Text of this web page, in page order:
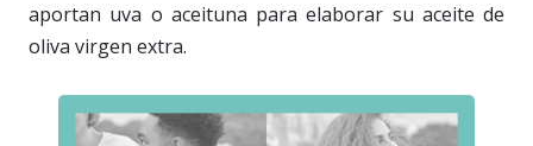
aportan uva o aceituna para elaborar su aceite de
oliva virgen extra.